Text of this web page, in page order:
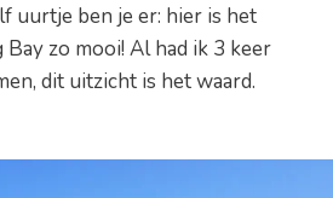
uurtje ben je er: hier is het
zo mooi! Al had ik 3 keer
dit uitzicht is het waard.